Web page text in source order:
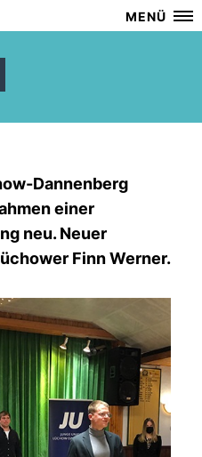
MENÜ
Dannenberg
einer
neu. Neuer
Finn Werner.